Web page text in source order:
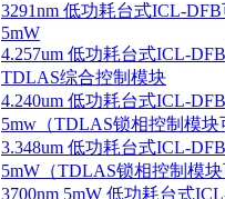
3291nm 低功耗台式ICL-
5mW
4.257um 低功耗台式ICL-
TDLAS综合控制模块
4.240um 低功耗台式ICL-
5mw（TDLAS锁相控制模块
3.348um 低功耗台式ICL-
5mW（TDLAS锁相控制模块
3700nm 5mW 低功耗台式